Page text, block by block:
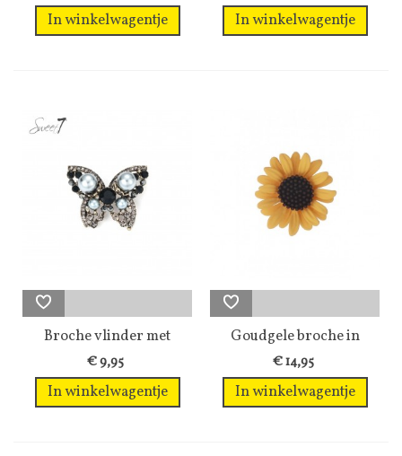
In winkelwagentje In winkelwagentje
Broche vlinder met
parels en...
€ 9,95
In winkelwagentje
Goudgele broche in
madelief vorm
€ 14,95
In winkelwagentje